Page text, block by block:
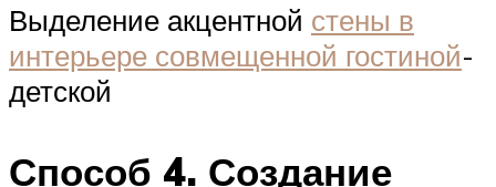
Выделение акцентной стены в
интерьере совмещенной гостиной-
детской
Способ 4. Создание